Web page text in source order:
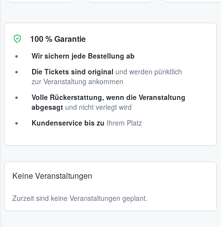
100 % Garantie
Wir sichern jede Bestellung ab
Die Tickets sind original und werden pünktlich
zur Veranstaltung ankommen
Volle Rückerstattung, wenn die Veranstaltung
abgesagt und nicht verlegt wird
Kundenservice bis zu Ihrem Platz
Keine Veranstaltungen
Zurzeit sind keine Veranstaltungen geplant.